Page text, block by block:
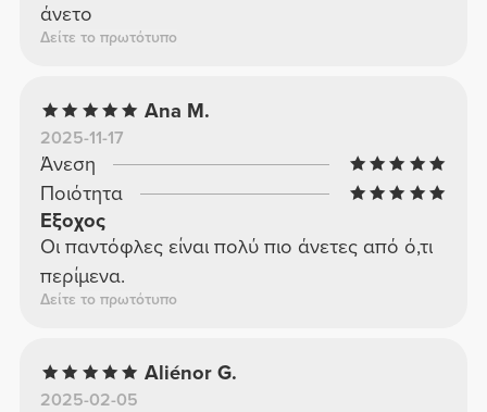
άνετο
Δείτε το πρωτότυπο
Ana M.
2025-11-17
Άνεση
Ποιότητα
Εξοχος
Οι παντόφλες είναι πολύ πιο άνετες από ό,τι
περίμενα.
Δείτε το πρωτότυπο
Aliénor G.
2025-02-05